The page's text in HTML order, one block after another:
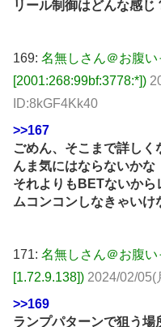
リール制御はどんな感じ
169: 名無しさん＠お腹い
[2001:268:99bf:3778:*])
ID:8kGF4Kk40
>>167
ごめん、そこまで詳し
んま気にはならないかな
それよりもBETないか
ムコンコンしなきゃいけ
171: 名無しさん＠お腹
[1.72.9.138]) 2024/02/05(
>>169
ランプパターンで狙う